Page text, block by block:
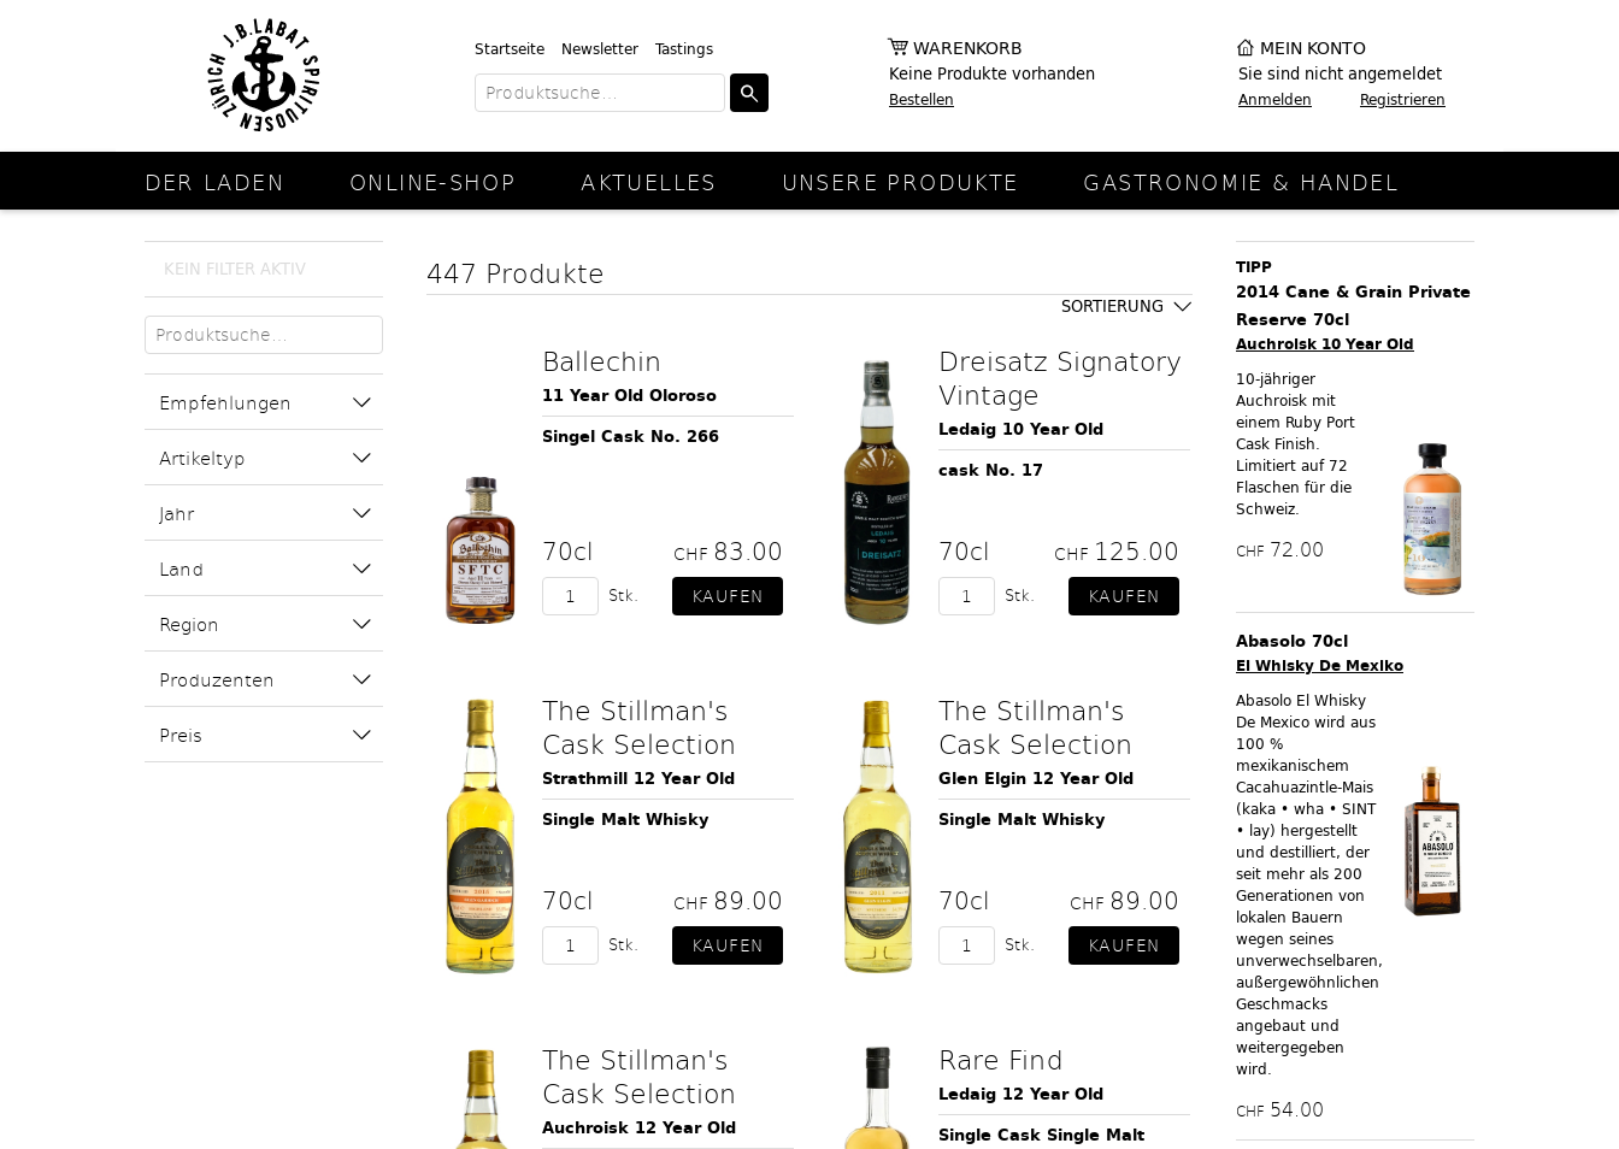
Startseite Newsletter Tastings WARENKORB
Keine Produkte vorhanden
Bestellen
MEIN KONTO
Sie sind nicht angemeldet
Anmelden Registrieren
DER LADEN ONLINE-SHOP AKTUELLES UNSERE PRODUKTE GASTRONOMIE & HANDEL
KEIN FILTER AKTIV
Empfehlungen
Artikeltyp
Jahr
Land
Region
Produzenten
Preis
447 Produkte
SORTIERUNG
Ballechin
11 Year Old Oloroso
Singel Cask No. 266
70cl CHF 83.00
Stk.
Dreisatz Signatory
Vintage
Ledaig 10 Year Old
cask No. 17
70cl CHF 125.00
Stk.
The Stillman's
Cask Selection
Strathmill 12 Year Old
Single Malt Whisky
70cl CHF 89.00
Stk.
The Stillman's
Cask Selection
Glen Elgin 12 Year Old
Single Malt Whisky
70cl CHF 89.00
Stk.
The Stillman's
Cask Selection
Auchroisk 12 Year Old
Rare Find
Ledaig 12 Year Old
Single Cask Single Malt
TIPP
2014 Cane & Grain Private
Reserve 70cl
Auchroisk 10 Year Old
10-jähriger
Auchroisk mit
einem Ruby Port
Cask Finish.
Limitiert auf 72
Flaschen für die
Schweiz.
CHF 72.00
Abasolo 70cl
El Whisky De Mexiko
Abasolo El Whisky
De Mexico wird aus
100 %
mexikanischem
Cacahuazintle-Mais
(kaka • wha • SINT
• lay) hergestellt
und destilliert, der
seit mehr als 200
Generationen von
lokalen Bauern
wegen seines
unverwechselbaren,
außergewöhnlichen
Geschmacks
angebaut und
weitergegeben
wird.
CHF 54.00